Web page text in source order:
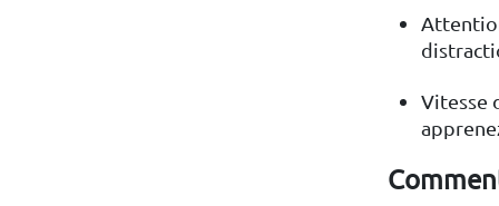
Vitesse